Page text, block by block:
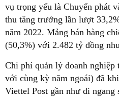
vụ trọng yếu là Chuyển phát
thu tăng trưởng lần lượt
năm 2022. Mảng bán hàng
(50,3%) với 2.482 tỷ đồng
Chi phí quản lý doanh nghiệp
với cùng kỳ năm ngoái) đã
Viettel Post gần như đi